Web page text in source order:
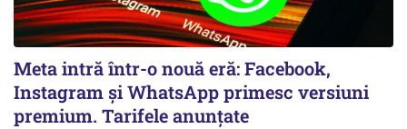
Meta intră într-o nouă eră: Facebook,
Instagram și WhatsApp primesc versiuni
premium. Tarifele anunțate